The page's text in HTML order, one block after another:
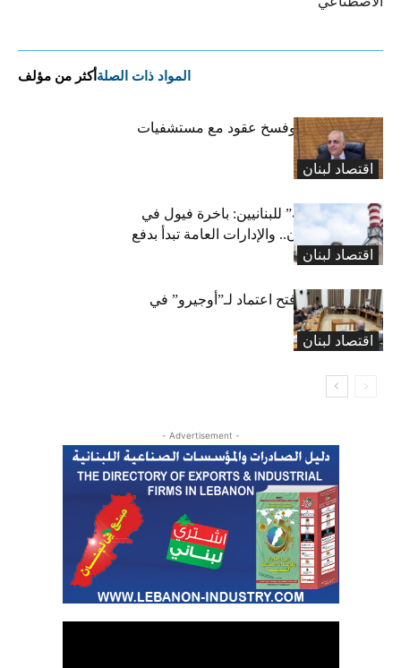
المواد ذات الصلة أكثر من مؤلف
اقتصاد لبنان
كركي: إنذارات وفسخ عقود مع مستشفيات
مخالفة
اقتصاد لبنان
بشرى “كهربائية” للبنانيين: باخرة فيول في
طريقها إلى لبنان.. والإدارات العامة تبدأ بدفع
متوجباتها
اقتصاد لبنان
لجنة المال تقرّ فتح اعتماد لـ”أوجيرو” في
موازنة 2026
- Advertisement -